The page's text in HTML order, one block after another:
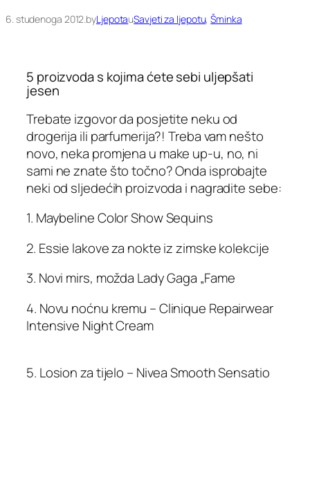
6. studenoga 2012.byLjepotauSavjeti za ljepotu, Šminka
5 proizvoda s kojima ćete sebi uljepšati
jesen
Trebate izgovor da posjetite neku od
drogerija ili parfumerija?! Treba vam nešto
novo, neka promjena u make up-u, no, ni
sami ne znate što točno? Onda isprobajte
neki od sljedećih proizvoda i nagradite sebe:
1. Maybeline Color Show Sequins
2. Essie lakove za nokte iz zimske kolekcije
3. Novi mirs, možda Lady Gaga „Fame
4. Novu noćnu kremu – Clinique Repairwear
Intensive Night Cream
5. Losion za tijelo – Nivea Smooth Sensatio